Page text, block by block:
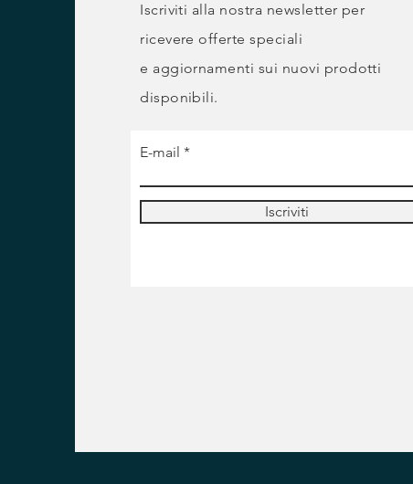
Iscriviti alla nostra newsletter per
ricevere offerte speciali
e aggiornamenti sui nuovi prodotti
disponibili.
E-mail
Iscriviti